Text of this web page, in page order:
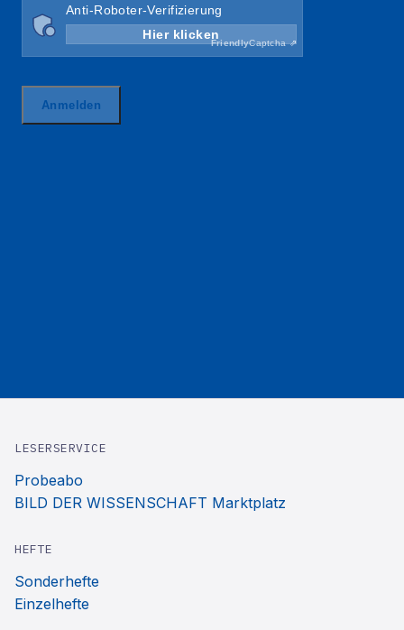
LESERSERVICE
Probeabo
BILD DER WISSENSCHAFT Marktplatz
HEFTE
Sonderhefte
Einzelhefte